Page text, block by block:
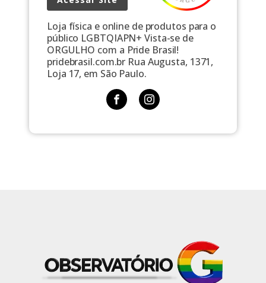
Loja física e online de produtos para o
público LGBTQIAPN+ Vista-se de
ORGULHO com a Pride Brasil!
pridebrasil.com.br Rua Augusta, 1371,
Loja 17, em São Paulo.